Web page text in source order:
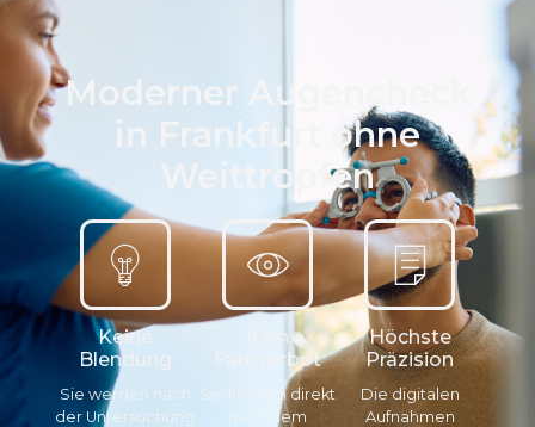
Moderner Augencheck
in Frankfurt ohne
Weittropfen
Keine
Blendung
Sie werden nach
der Untersuchung
Kein
Fahrverbot
Sie können direkt
nach dem
Höchste
Präzision
Die digitalen
Aufnahmen